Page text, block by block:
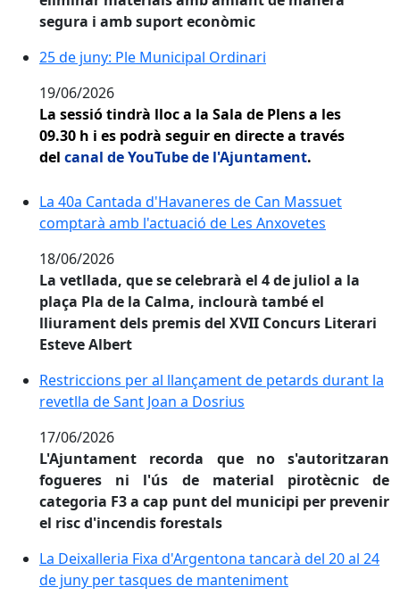
segura i amb suport econòmic
25 de juny: Ple Municipal Ordinari
25 de juny: Ple Municipal Ordinari
19/06/2026
La sessió tindrà lloc a la Sala de Plens a les
09.30 h i es podrà seguir en directe a través
del canal de YouTube de l'Ajuntament.
La 40a Cantada d'Havaneres de Can Massuet
La 40a Cantada d'Havaneres de Can Massuet
comptarà amb l'actuació de Les Anxovetes
18/06/2026
La vetllada, que se celebrarà el 4 de juliol a la
plaça Pla de la Calma, inclourà també el
lliurament dels premis del XVII Concurs Literari
Esteve Albert
Restriccions per al llançament de petards durant la
Restriccions per al llançament de petards durant la
revetlla de Sant Joan a Dosrius
17/06/2026
L'Ajuntament recorda que no s'autoritzaran
fogueres ni l'ús de material pirotècnic de
categoria F3 a cap punt del municipi per prevenir
el risc d'incendis forestals
La Deixalleria Fixa d'Argentona tancarà del 20 al 24
La Deixalleria Fixa d'Argentona tancarà del 20 al 24
de juny per tasques de manteniment